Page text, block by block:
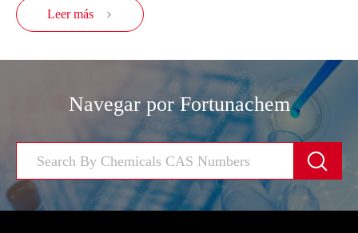
Leer más 
Navegar por Fortunachem
